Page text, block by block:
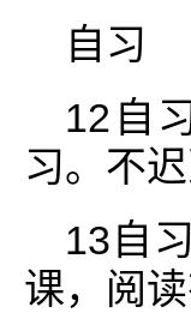
自习
12自
习。不
13自
课，阅